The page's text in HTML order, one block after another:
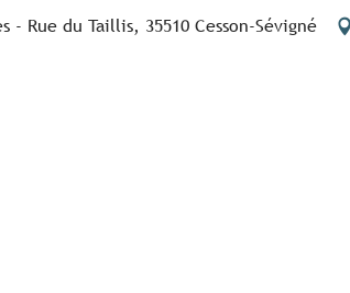
- Rue du Taillis, 35510 Cesson-Sévigné